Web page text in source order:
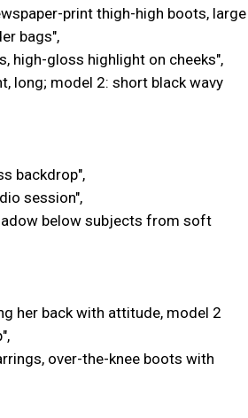
print thigh-high boots, large
bags",
high-gloss highlight on cheeks",
long; model 2: short black wavy
backdrop",
session",
below subjects from soft
her back with attitude, model 2
over-the-knee boots with